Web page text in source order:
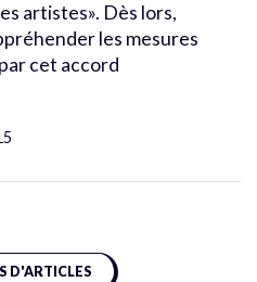
artistes». Dès lors,
les mesures
cet accord
D'ARTICLES